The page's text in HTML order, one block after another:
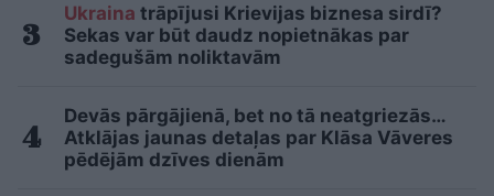
Ukraina trāpījusi Krievijas biznesa sirdī?
Sekas var būt daudz nopietnākas par
sadegušām noliktavām
Devās pārgājienā, bet no tā neatgriezās…
Atklājas jaunas detaļas par Klāsa Vāveres
pēdējām dzīves dienām